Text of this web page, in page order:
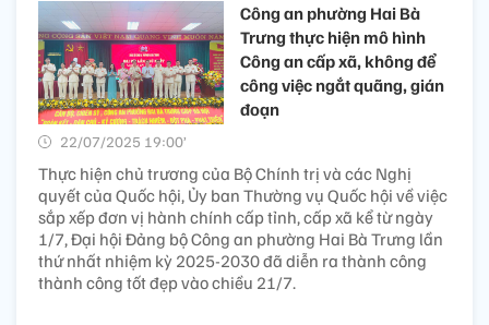
Công an phường Hai Bà
Trưng thực hiện mô hình
Công an cấp xã, không để
công việc ngắt quãng, gián
đoạn
22/07/2025 19:00’
Thực hiện chủ trương của Bộ Chính trị và các Nghị
quyết của Quốc hội, Ủy ban Thường vụ Quốc hội về việc
sắp xếp đơn vị hành chính cấp tỉnh, cấp xã kể từ ngày
1/7, Đại hội Đảng bộ Công an phường Hai Bà Trưng lần
thứ nhất nhiệm kỳ 2025-2030 đã diễn ra thành công
thành công tốt đẹp vào chiều 21/7.